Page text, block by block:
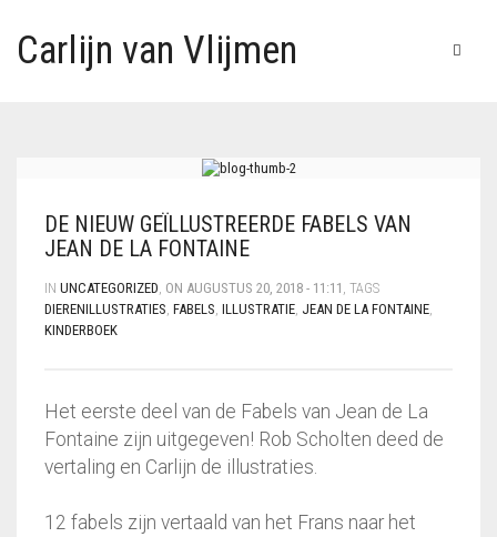
Carlijn van Vlijmen
DE NIEUW GEÏLLUSTREERDE FABELS VAN
JEAN DE LA FONTAINE
IN UNCATEGORIZED ON AUGUSTUS 20, 2018 - 11:11 , TAGS
DIERENILLUSTRATIES FABELS ILLUSTRATIE JEAN DE LA FONTAINE
KINDERBOEK
Het eerste deel van de Fabels van Jean de La
Fontaine zijn uitgegeven! Rob Scholten deed de
vertaling en Carlijn de illustraties.
12 fabels zijn vertaald van het Frans naar het